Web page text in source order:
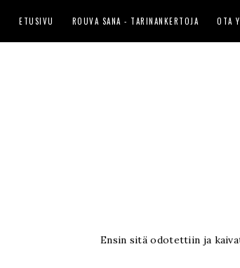
ETUSIVU ROUVA SANA - TARINANKERTOJA OTA
Ensin sitä odotettiin ja